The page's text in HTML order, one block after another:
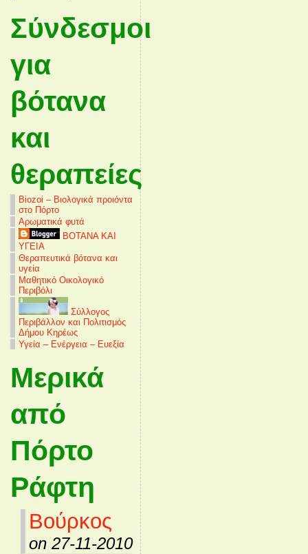
Σύνδεσμοι
για
βότανα
και
θεραπείες
Biozoi – Βιολογικά προιόντα
στο Πόρτο
Αρωματικά φυτά
ΒΟΤΑΝΑ ΚΑΙ
ΥΓΕΙΑ
Θεραπευτικά βότανα και
υγεία
Μαθητικό Οικολογικό
Περιβόλι
Σύλλογος
Περιβάλλον και Πολιτισμός
Δήμου Κηρέως
Υγεία – Ενέργεια – Ευεξία
Μερικά
από
Πόρτο
Ράφτη
Βούρκος
on 27-11-2010